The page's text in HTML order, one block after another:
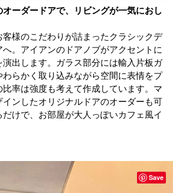
ーダードアで、リビングが一気におし
様のこだわりが詰まったクラシックデ
。アイアンのドアノブがアクセントに
出します。ガラス部分には輸入片板ガ
らかく取り込みながら空間に表情をプ
率は強度も考えて作成しています。マ
ンしたオリジナルドアのオーダーも可
けで、お部屋が大人っぽいカフェ風イ
Save